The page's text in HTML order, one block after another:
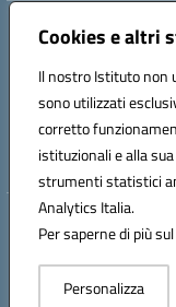
Cookies e altri
Il nostro Istituto non
sono utilizzati
corretto
istituzionali e alla
strumenti statistici
Analytics Italia.
Per saperne di più
Personalizza
Indirizzo:Via Tirso,
Posta elettronica
Codice fiscale:
Codice meccanografico:
Hosting